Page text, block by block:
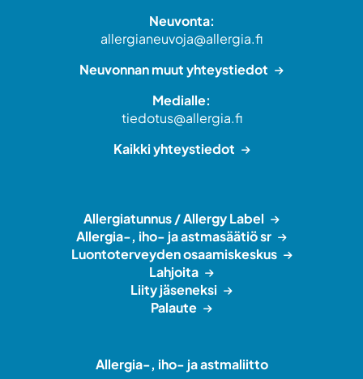
Neuvonta:
allergianeuvoja@allergia.fi
Neuvonnan muut yhteystiedot
Medialle:
tiedotus@allergia.fi
Kaikki yhteystiedot
Allergiatunnus / Allergy Label
Allergia-, iho- ja astmasäätiö sr
Luontoterveyden osaamiskeskus
Lahjoita
Liity jäseneksi
Palaute
Allergia-, iho- ja astmaliitto